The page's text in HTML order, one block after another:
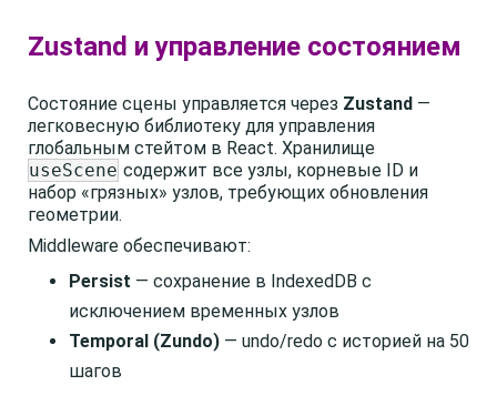
Zustand и управление состоянием
Состояние сцены управляется через Zustand —
легковесную библиотеку для управления
глобальным стейтом в React. Хранилище
useScene содержит все узлы, корневые ID и
набор «грязных» узлов, требующих обновления
геометрии.
Middleware обеспечивают:
Persist — сохранение в IndexedDB с
исключением временных узлов
Temporal (Zundo) — undo/redo с историей на 50
шагов